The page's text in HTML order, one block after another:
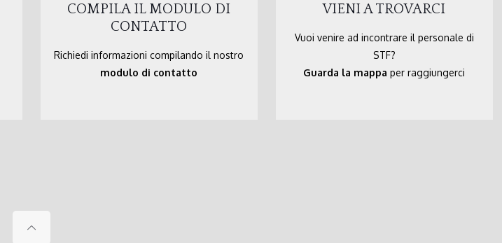
COMPILA IL MODULO DI
CONTATTO
Richiedi informazioni compilando il nostro
modulo di contatto
VIENI A TROVARCI
Vuoi venire ad incontrare il personale di
STF?
Guarda la mappa per raggiungerci